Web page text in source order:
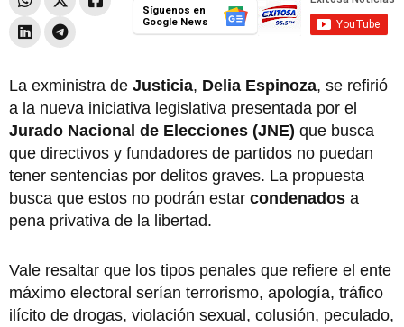
Síguenos en
Google News
La exministra de Justicia, Delia Espinoza, se refirió
a la nueva iniciativa legislativa presentada por el
Jurado Nacional de Elecciones (JNE) que busca
que directivos y fundadores de partidos no puedan
tener sentencias por delitos graves. La propuesta
busca que estos no podrán estar condenados a
pena privativa de la libertad.
Vale resaltar que los tipos penales que refiere el ente
máximo electoral serían terrorismo, apología, tráfico
ilícito de drogas, violación sexual, colusión, peculado,